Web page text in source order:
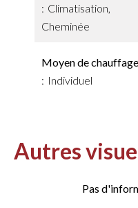
Climatisation,
Cheminée
Moyen de chauffage
Individuel
Autres
Pas